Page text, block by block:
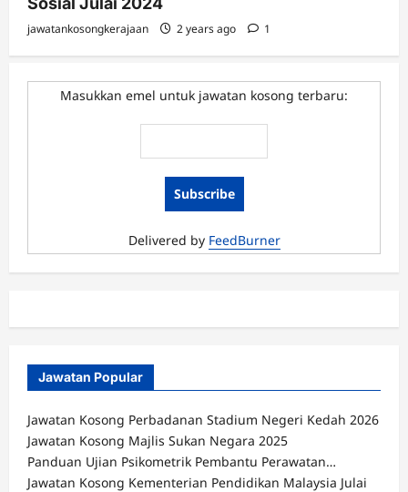
jawatankosongkerajaan 2 years ago 1
Masukkan emel untuk jawatan kosong terbaru:
Delivered by FeedBurner
Jawatan Popular
Jawatan Kosong Perbadanan Stadium Negeri Kedah 2026
Jawatan Kosong Majlis Sukan Negara 2025
Panduan Ujian Psikometrik Pembantu Perawatan…
Jawatan Kosong Kementerian Pendidikan Malaysia Julai